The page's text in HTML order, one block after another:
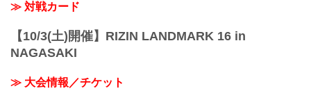
≫ 対戦カード
【10/3(土)開催】RIZIN LANDMARK 16 in
NAGASAKI
≫ 大会情報／チケット